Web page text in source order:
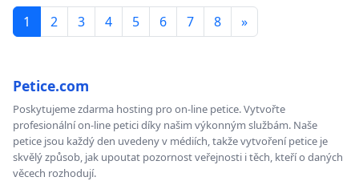
1 2 3 4 5 6 7 8 »
Petice.com
Poskytujeme zdarma hosting pro on-line petice. Vytvořte
profesionální on-line petici díky našim výkonným službám. Naše
petice jsou každý den uvedeny v médiích, takže vytvoření petice je
skvělý způsob, jak upoutat pozornost veřejnosti i těch, kteří o daných
věcech rozhodují.